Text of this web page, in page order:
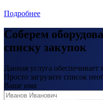
Подробнее
Соберем
списку закупок
Данная услуга
Просто загрузите список
Ваше имя